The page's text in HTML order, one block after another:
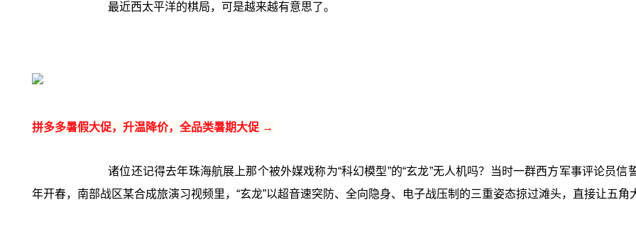
最近西太平洋的棋局，可是越来越有意思了。
拼多多暑假大促，升温降价，全品类暑期大促 →
诸位还记得去年珠海航展上那个被外媒戏称为“科幻模型”的“玄龙”无人机吗？当时一群西方军事评论员
年开春，南部战区某合成旅演习视频里，“玄龙”以超音速突防、全向隐身、电子战压制的三重姿态掠过滩头，直接让五角